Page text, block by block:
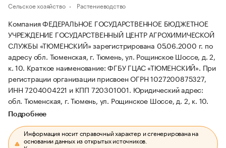
Сельское хозяйство Растениеводство
Компания ФЕДЕРАЛЬНОЕ ГОСУДАРСТВЕННОЕ БЮДЖЕТНОЕ
УЧРЕЖДЕНИЕ ГОСУДАРСТВЕННЫЙ ЦЕНТР АГРОХИМИЧЕСКОЙ
СЛУЖБЫ «ТЮМЕНСКИЙ» зарегистрирована 05.06.2000 г. по
адресу обл. Тюменская, г. Тюмень, ул. Рощинское Шоссе, д. 2,
к. 10. Краткое наименование: ФГБУ ГЦАС «ТЮМЕНСКИЙ». При
регистрации организации присвоен ОГРН 1027200875327,
ИНН 7204004221 и КПП 720301001. Юридический адрес:
обл. Тюменская, г. Тюмень, ул. Рощинское Шоссе, д. 2, к. 10.
Подробнее
Информация носит справочный характер и сгенерирована на
основании данных из открытых источников.